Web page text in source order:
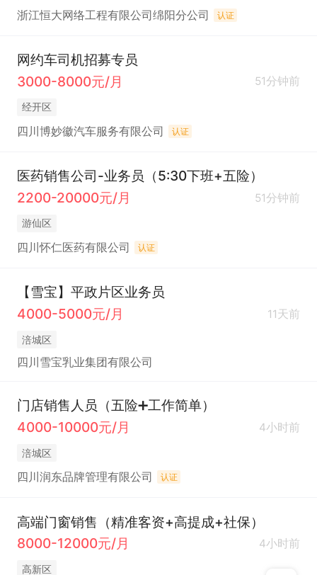
浙江恒大网络工程有限公司绵阳分公司 认证
网约车司机招募专员
3000-8000元/月
51分钟前
经开区
四川博妙徽汽车服务有限公司 认证
医药销售公司-业务员（5:30下班+五险）
2200-20000元/月
51分钟前
游仙区
四川怀仁医药有限公司 认证
【雪宝】平政片区业务员
4000-5000元/月
11天前
涪城区
四川雪宝乳业集团有限公司
门店销售人员（五险➕工作简单）
4000-10000元/月
4小时前
涪城区
四川润东品牌管理有限公司 认证
高端门窗销售（精准客资+高提成+社保）
8000-12000元/月
4小时前
高新区